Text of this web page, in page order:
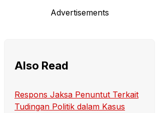
Advertisements
Also Read
Respons Jaksa Penuntut Terkait
Tudingan Politik dalam Kasus